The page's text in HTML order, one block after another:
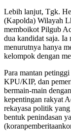
Lebih lanjut, Tgk.
(Kapolda) Wilayah
memboikot Pilgub
dua kandidat saja.
menurutnya hanya
kelompok dengan
Para mantan
KPU/KIP, dan
bermain-main
kepentingan rakyat
rekayasa politik
bentuk penindasan